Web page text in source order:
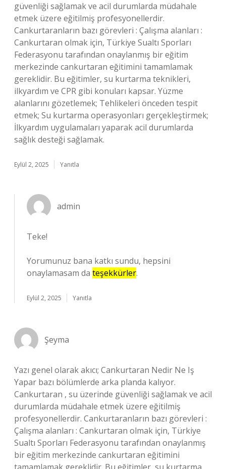
güvenliği sağlamak ve acil durumlarda müdahale
etmek üzere eğitilmiş profesyonellerdir.
Cankurtaranların bazı görevleri : Çalışma alanları :
Cankurtaran olmak için, Türkiye Sualtı Sporları
Federasyonu tarafından onaylanmış bir eğitim
merkezinde cankurtaran eğitimini tamamlamak
gereklidir. Bu eğitimler, su kurtarma teknikleri,
ilkyardım ve CPR gibi konuları kapsar. Yüzme
alanlarını gözetlemek; Tehlikeleri önceden tespit
etmek; Su kurtarma operasyonları gerçekleştirmek;
İlkyardım uygulamaları yaparak acil durumlarda
sağlık desteği sağlamak.
Eylül 2, 2025 Yanıtla
admin
Teke!
Yorumunuz bana katkı sundu, hepsini
onaylamasam da teşekkürler.
Eylül 2, 2025 Yanıtla
Şeyma
Yazı genel olarak akıcı; Cankurtaran Nedir Ne Iş
Yapar bazı bölümlerde arka planda kalıyor.
Cankurtaran , su üzerinde güvenliği sağlamak ve acil
durumlarda müdahale etmek üzere eğitilmiş
profesyonellerdir. Cankurtaranların bazı görevleri :
Çalışma alanları : Cankurtaran olmak için, Türkiye
Sualtı Sporları Federasyonu tarafından onaylanmış
bir eğitim merkezinde cankurtaran eğitimini